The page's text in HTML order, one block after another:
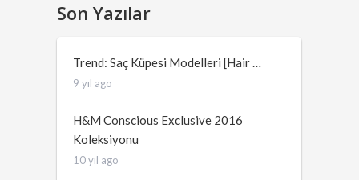
Son Yazılar
Trend: Saç Küpesi Modelleri [Hair …
9 yıl ago
H&M Conscious Exclusive 2016
Koleksiyonu
10 yıl ago